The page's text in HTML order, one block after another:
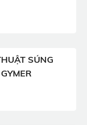
SÚNG